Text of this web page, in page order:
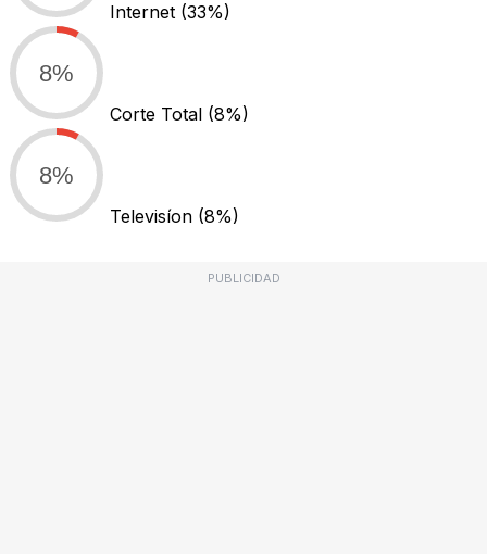
Internet (33%)
8%
Corte Total (8%)
8%
Televisíon (8%)
PUBLICIDAD